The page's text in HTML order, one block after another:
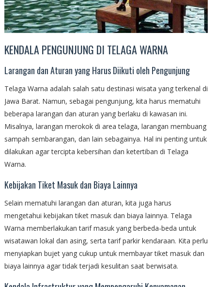
KENDALA PENGUNJUNG DI TELAGA WARNA
Larangan dan Aturan yang Harus Diikuti oleh Pengunjung
Telaga Warna adalah salah satu destinasi wisata yang terkenal di
Jawa Barat. Namun, sebagai pengunjung, kita harus mematuhi
beberapa larangan dan aturan yang berlaku di kawasan ini.
Misalnya, larangan merokok di area telaga, larangan membuang
sampah sembarangan, dan lain sebagainya. Hal ini penting untuk
dilakukan agar tercipta kebersihan dan ketertiban di Telaga
Warna.
Kebijakan Tiket Masuk dan Biaya Lainnya
Selain mematuhi larangan dan aturan, kita juga harus
mengetahui kebijakan tiket masuk dan biaya lainnya. Telaga
Warna memberlakukan tarif masuk yang berbeda-beda untuk
wisatawan lokal dan asing, serta tarif parkir kendaraan. Kita perlu
menyiapkan bujet yang cukup untuk membayar tiket masuk dan
biaya lainnya agar tidak terjadi kesulitan saat berwisata.